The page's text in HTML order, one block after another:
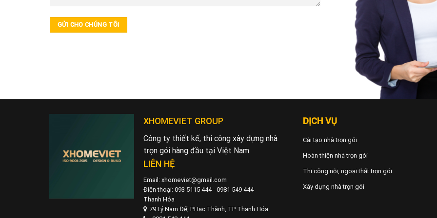
XHOMEVIET GROUP
Công ty thiết kế, thi công xây dựng nhà
trọn gói hàng đầu tại Việt Nam
LIÊN HỆ
Email: xhomeviet@gmail.com
Điện thoại: 093 5115 444 - 0981 549 444
Thanh Hóa
79 Lý Nam Đế, P.Hạc Thành, TP Thanh Hóa
DỊCH VỤ
Cải tạo nhà trọn gói
Hoàn thiện nhà trọn gói
Thi công nội, ngoại thất trọn gói
Xây dựng nhà trọn gói